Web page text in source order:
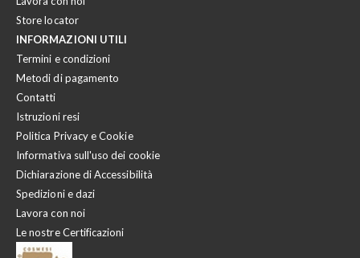
Store locator
INFORMAZIONI UTILI
Termini e condizioni
Metodi di pagamento
Contatti
Istruzioni resi
Politica Privacy e Cookie
Informativa sull'uso dei cookie
Dichiarazione di Accessibilità
Spedizioni e dazi
Lavora con noi
Le nostre Certificazioni